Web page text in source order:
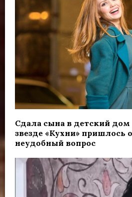
Сдала сына в детский дом
звезде «Кухни» пришлось
неудобный вопрос